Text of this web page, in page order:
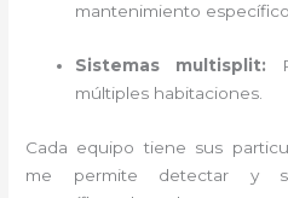
mantenimiento específico.
Sistemas multisplit:
múltiples habitaciones.
Cada equipo tiene sus
me permite detectar y